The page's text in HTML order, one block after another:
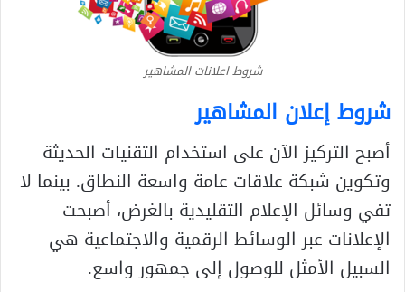
شروط اعلانات المشاهير
شروط إعلان المشاهير
أصبح التركيز الآن على استخدام التقنيات الحديثة
وتكوين شبكة علاقات عامة واسعة النطاق. بينما لا
تفي وسائل الإعلام التقليدية بالغرض، أصبحت
الإعلانات عبر الوسائط الرقمية والاجتماعية هي
السبيل الأمثل للوصول إلى جمهور واسع.